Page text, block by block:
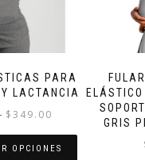
PARA
LACTANCIA
- $349.00
de
precios:
OPCIONES
GRIS